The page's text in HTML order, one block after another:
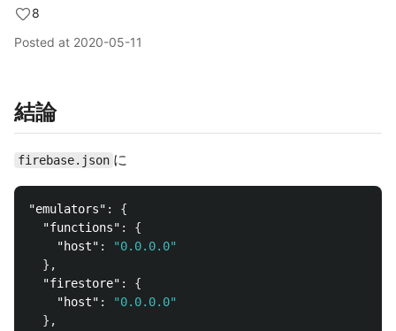
8
Posted at 2020-05-11
結論
firebase.json に
"emulators" :
{
"functions" :
{
"host" :
"0.0.0.0"
},
"firestore" :
{
"host" :
"0.0.0.0"
},